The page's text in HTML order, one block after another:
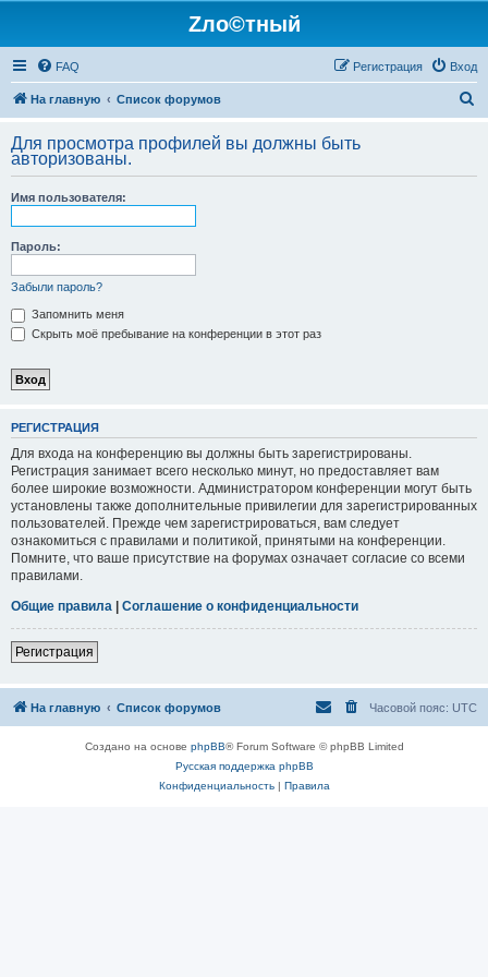
Zло©тный
FAQ Вход
Регистрация
На главную Список форумов
с
Для просмотра профилей вы должны быть
авторизованы.
Имя пользователя:
Пароль:
Забыли пароль?
Запомнить меня
Скрыть моё пребывание на конференции в этот раз
РЕГИСТРАЦИЯ
Для входа на конференцию вы должны быть зарегистрированы.
Регистрация занимает всего несколько минут, но предоставляет вам
более широкие возможности. Администратором конференции могут быть
установлены также дополнительные привилегии для зарегистрированных
пользователей. Прежде чем зарегистрироваться, вам следует
ознакомиться с правилами и политикой, принятыми на конференции.
Помните, что ваше присутствие на форумах означает согласие со всеми
правилами.
Общие правила | Соглашение о конфиденциальности
Регистрация
На главную Список форумов Часовой пояс: UTC
Создано на основе phpBB® Forum Software © phpBB Limited
Русская поддержка phpBB
Конфиденциальность| Правила